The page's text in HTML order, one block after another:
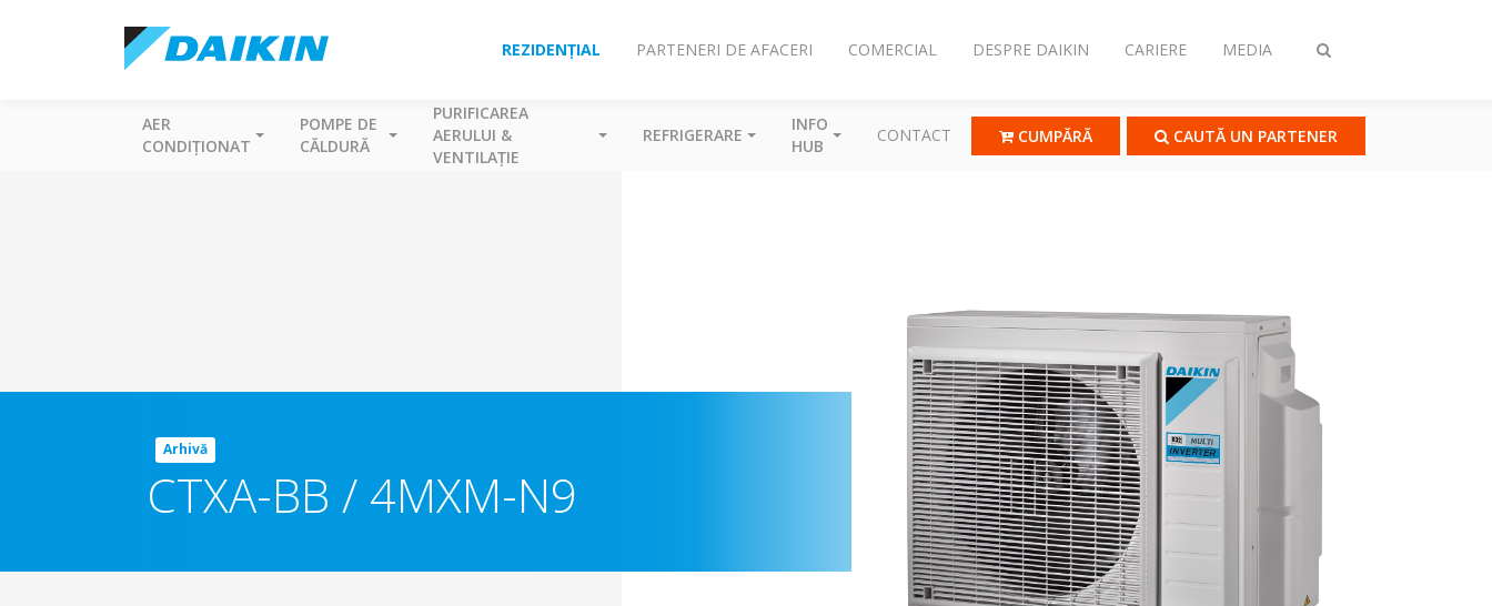
Comutare
REZIDENȚIAL PARTENERI DE AFACERI COMERCIAL DESPRE DAIKIN CARIERE MEDIA
AER
CONDIȚIONAT
POMPE DE
CĂLDURĂ
PURIFICAREA
AERULUI &
VENTILAȚIE
REFRIGERARE
INFO
HUB
CONTACT CUMPĂRĂ CAUTĂ UN PARTENER
Arhivă
CTXA-BB / 4MXM-N9